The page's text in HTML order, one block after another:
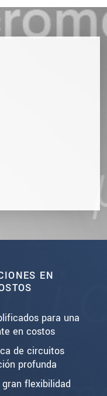
EN
para una
en costos
de circuitos
profunda
flexibilidad